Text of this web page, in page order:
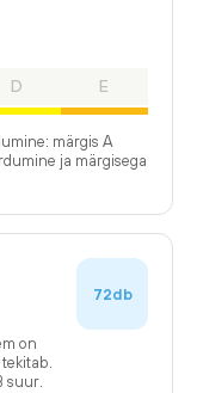
D E
märgis A
ja märgisega
on
suur.
72db